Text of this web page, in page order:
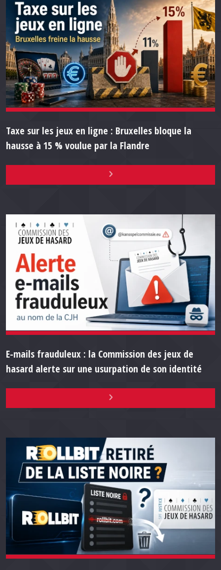
Taxe sur les jeux en ligne : Bruxelles bloque la
hausse à 15 % voulue par la Flandre
E-mails frauduleux : la Commission des jeux de
hasard alerte sur une usurpation de son identité